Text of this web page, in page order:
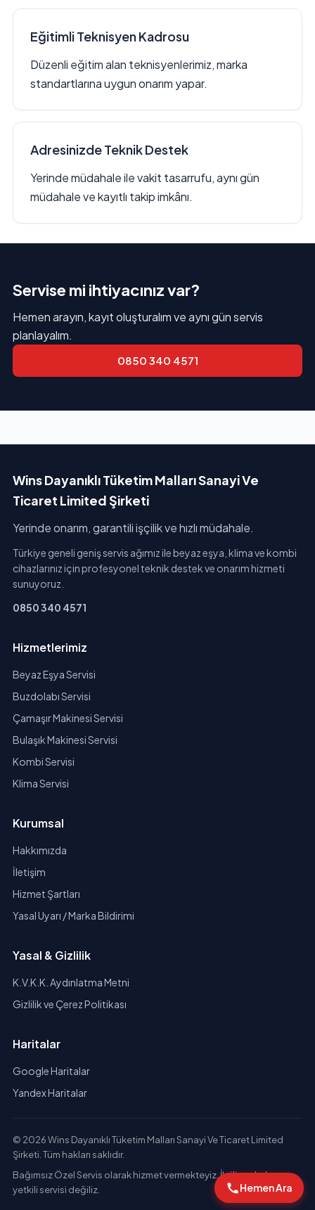
Eğitimli Teknisyen Kadrosu
Düzenli eğitim alan teknisyenlerimiz, marka
standartlarına uygun onarım yapar.
Adresinizde Teknik Destek
Yerinde müdahale ile vakit tasarrufu, aynı gün
müdahale ve kayıtlı takip imkânı.
Servise mi ihtiyacınız var?
Hemen arayın, kayıt oluşturalım ve aynı gün servis
planlayalım.
0850 340 4571
Wins Dayanıklı Tüketim Malları Sanayi Ve
Ticaret Limited Şirketi
Yerinde onarım, garantili işçilik ve hızlı müdahale.
Türkiye geneli geniş servis ağımız ile beyaz eşya, klima ve kombi
cihazlarınız için profesyonel teknik destek ve onarım hizmeti
sunuyoruz.
0850 340 4571
Hizmetlerimiz
Beyaz Eşya Servisi
Buzdolabı Servisi
Çamaşır Makinesi Servisi
Bulaşık Makinesi Servisi
Kombi Servisi
Klima Servisi
Kurumsal
Hakkımızda
İletişim
Hizmet Şartları
Yasal Uyarı / Marka Bildirimi
Yasal & Gizlilik
K.V.K.K. Aydınlatma Metni
Gizlilik ve Çerez Politikası
Haritalar
Google Haritalar
Yandex Haritalar
© 2026 Wins Dayanıklı Tüketim Malları Sanayi Ve Ticaret Limited
Şirketi. Tüm hakları saklıdır.
Bağımsız Özel Servis olarak hizmet vermekteyiz. İlgili markaların
yetkili servisi değiliz.
Hemen Ara